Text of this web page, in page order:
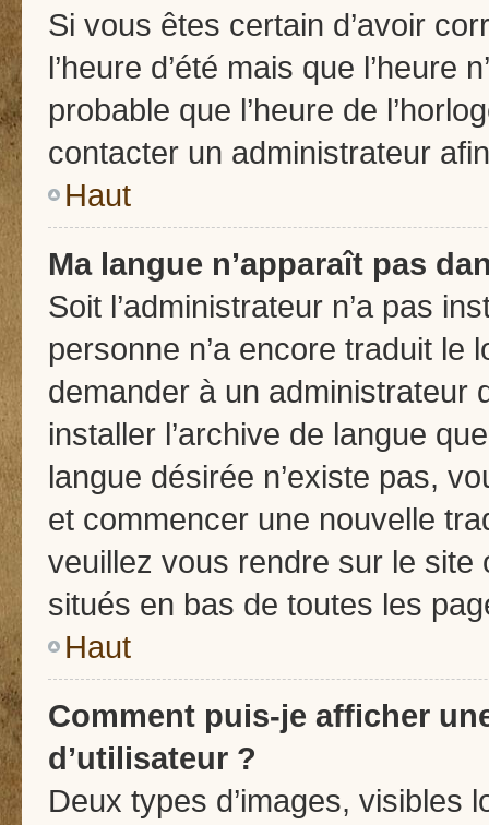
Si vous êtes certain d’avoir
l’heure d’été mais que l’heure
probable que l’heure de
contacter un administrateur
Haut
Ma langue n’apparaît pas
Soit l’administrateur n’a pas
personne n’a encore traduit
demander à un administrateur
installer l’archive de langue
langue désirée n’existe pas,
et commencer une nouvelle
veuillez vous rendre sur le
situés en bas de toutes les
Haut
Comment puis-je afficher
d’utilisateur ?
Deux types d’images, visibles